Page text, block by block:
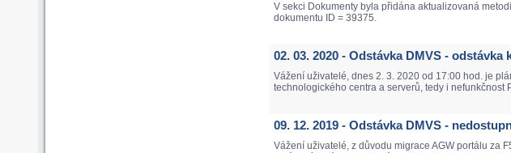
V sekci Dokumenty byla přidána aktualizovaná
dokumentu ID = 39375.
02. 03. 2020 - Odstávka DMVS -
Vážení uživatelé, dnes 2. 3. 2020 od 17:00 hod. je
technologického centra a serverů, tedy i nefunkčnost
09. 12. 2019 - Odstávka DMVS -
Vážení uživatelé, z důvodu migrace AGW portálu za